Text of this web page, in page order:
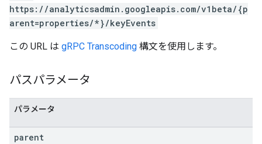
https://analyticsadmin.googleapis.com/v1beta/{p
arent=properties/*}/keyEvents
この URL は gRPC Transcoding 構文を使用します。
パスパラメータ
パラメータ
parent